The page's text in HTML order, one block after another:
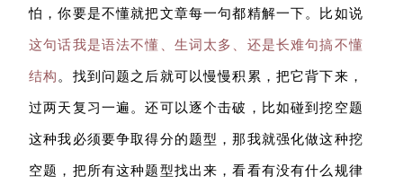
怕，你要是不懂就把文章每一句都精解一下。比如说
这句话我是语法不懂、生词太多、还是长难句搞不懂
结构。找到问题之后就可以慢慢积累，把它背下来，
过两天复习一遍。还可以逐个击破，比如碰到挖空题
这种我必须要争取得分的题型，那我就强化做这种挖
空题，把所有这种题型找出来，看看有没有什么规律